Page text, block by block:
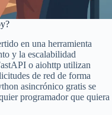
en una herramienta
y la escalabilidad
o aiohttp utilizan
de red de forma
asincrónico gratis se
programador que quiera